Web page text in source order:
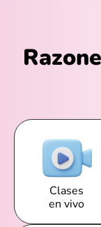
Clases
en vivo